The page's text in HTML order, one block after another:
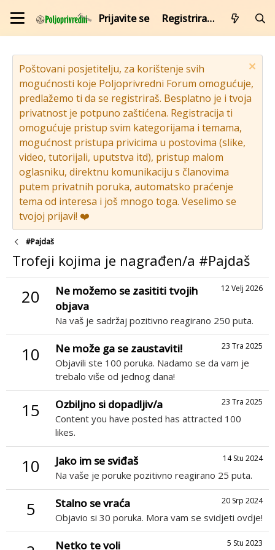
Prijavite se Registrirajte se
Poštovani posjetitelju, za korištenje svih
mogućnosti koje Poljoprivredni Forum omogućuje,
predlažemo ti da se registriraš. Besplatno je i tvoja
privatnost je potpuno zaštićena. Registracija ti
omogućuje pristup svim kategorijama i temama,
mogućnost pristupa privicima u postovima (slike,
video, tutorijali, uputstva itd), pristup malom
oglasniku, direktnu komunikaciju s članovima
putem privatnih poruka, automatsko praćenje
tema od interesa i još mnogo toga. Veselimo se
tvojoj prijavi! ❤️
#Pajdaš
Trofeji kojima je nagrađen/a #Pajdaš
20 12 Velj 2026
Ne možemo se zasititi tvojih
objava
Na vaš je sadržaj pozitivno reagirano 250 puta.
10 23 Tra 2025
Ne može ga se zaustaviti!
Objavili ste 100 poruka. Nadamo se da vam je
trebalo više od jednog dana!
15 23 Tra 2025
Ozbiljno si dopadljiv/a
Content you have posted has attracted 100
likes.
10 14 Stu 2024
Jako im se sviđaš
Na vaše je poruke pozitivno reagirano 25 puta.
5 20 Srp 2024
Stalno se vraća
Objavio si 30 poruka. Mora vam se svidjeti ovdje!
5 Stu 2023
Netko te voli